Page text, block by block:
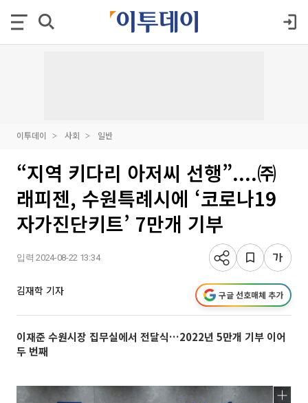
이투데이 사회 일반
“지역 키다리 아저씨 선행”....㈜
래피젠, 수원특례시에 ‘코로나19
자가진단키트’ 7만개 기부
입력 2024-08-22 13:34
김재학 기자 구글 선호매체 추가
이재준 수원시장 집무실에서 전달식…2022년 5만개 기부 이어
두 번째